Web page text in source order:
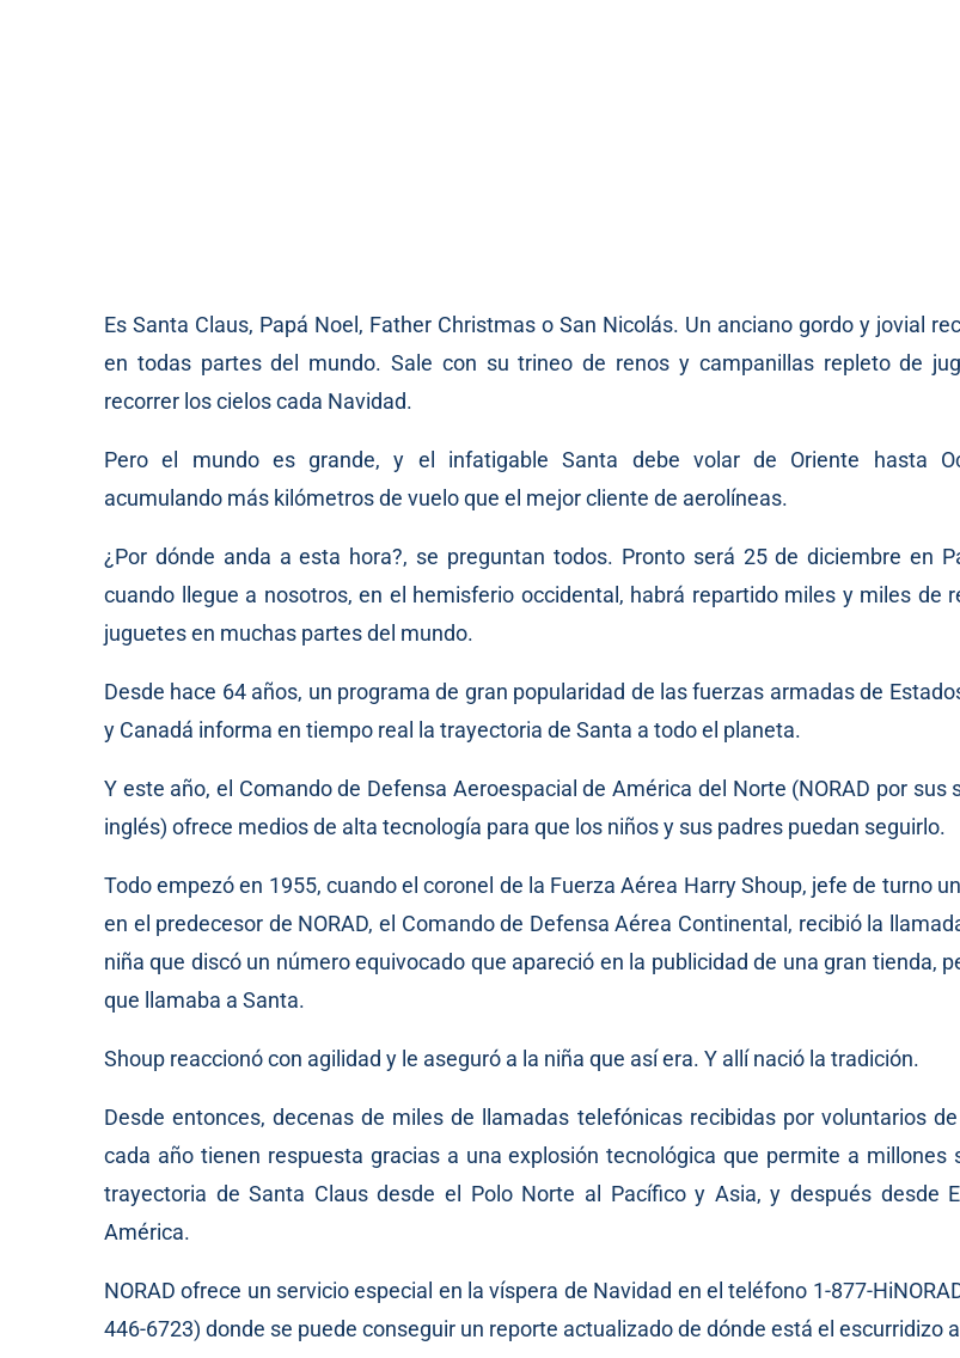
Es Santa Claus, Papá Noel, Father Christmas o San Nicolás. Un anciano gordo y jovial
en todas partes del mundo. Sale con su trineo de renos y campanillas repleto de
recorrer los cielos cada Navidad.
Pero el mundo es grande, y el infatigable Santa debe volar de Oriente hasta
acumulando más kilómetros de vuelo que el mejor cliente de aerolíneas.
¿Por dónde anda a esta hora?, se preguntan todos. Pronto será 25 de diciembre en
cuando llegue a nosotros, en el hemisferio occidental, habrá repartido miles y miles de
juguetes en muchas partes del mundo.
Desde hace 64 años, un programa de gran popularidad de las fuerzas armadas de
y Canadá informa en tiempo real la trayectoria de Santa a todo el planeta.
Y este año, el Comando de Defensa Aeroespacial de América del Norte (NORAD por sus
inglés) ofrece medios de alta tecnología para que los niños y sus padres puedan seguirlo.
Todo empezó en 1955, cuando el coronel de la Fuerza Aérea Harry Shoup, jefe de turno
en el predecesor de NORAD, el Comando de Defensa Aérea Continental, recibió la
niña que discó un número equivocado que apareció en la publicidad de una gran tienda,
que llamaba a Santa.
Shoup reaccionó con agilidad y le aseguró a la niña que así era. Y allí nació la tradición.
Desde entonces, decenas de miles de llamadas telefónicas recibidas por voluntarios de
cada año tienen respuesta gracias a una explosión tecnológica que permite a millones
trayectoria de Santa Claus desde el Polo Norte al Pacífico y Asia, y después desde
América.
NORAD ofrece un servicio especial en la víspera de Navidad en el teléfono 1-877-
446-6723) donde se puede conseguir un reporte actualizado de dónde está el escurridizo